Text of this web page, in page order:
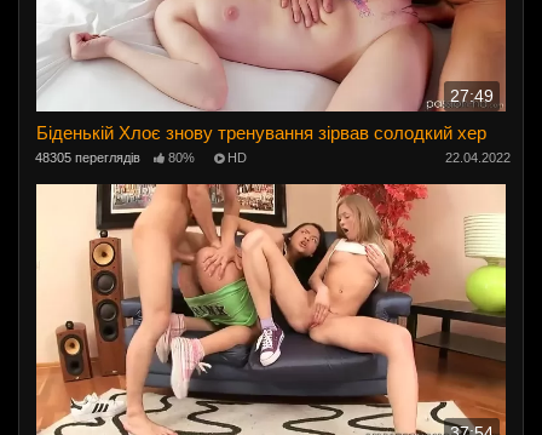
27:49
Біденькій Хлоє знову тренування зірвав солодкий хер
48305 переглядів 80% HD 22.04.2022